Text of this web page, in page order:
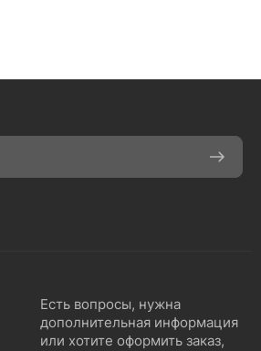
Есть вопросы, нужна
дополнительная информация
или хотите оформить заказ,